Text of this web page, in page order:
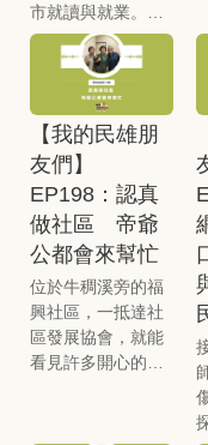
市就讀與就業。一
方面看中都市的刺
激多、學習快、產
業密集且資源豐
富；另一方面，覺
得年紀還輕，應該
去城市闖蕩一番。
然而，本集來賓是
「有時間影像」的
黃怡豪，卻走了一
條非典型之路。身
為新港人的他，大
學就讀中正大學傳
播系，與主持人管
中祥同一年來到中
陸續擔任副導、助
【我的民雄朋
友們】
EP198：認真
做社區 帝爺
公都會來幫忙
位於牛稠溪旁的福
興社區，一抵達社
區發展協會，就能
看見許多開心的長